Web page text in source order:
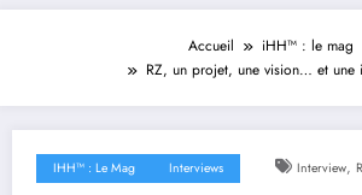
Accueil
iHH™ : le mag
RZ, un projet, une vision… et une
IHH™ : Le Mag Interviews Interview,